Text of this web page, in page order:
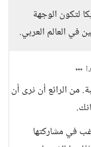
لتكون الوجهة
في العالم العربي.
من الرائع أن نرى أن
في مشاركتها